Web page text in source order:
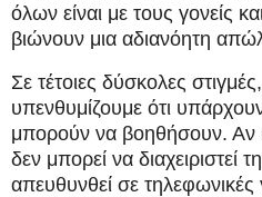
όλων είναι με τους γονείς
βιώνουν μια αδιανόητη
Σε τέτοιες δύσκολες
υπενθυμίζουμε ότι
μπορούν να βοηθήσουν. Αν
δεν μπορεί να διαχειριστεί
απευθυνθεί σε